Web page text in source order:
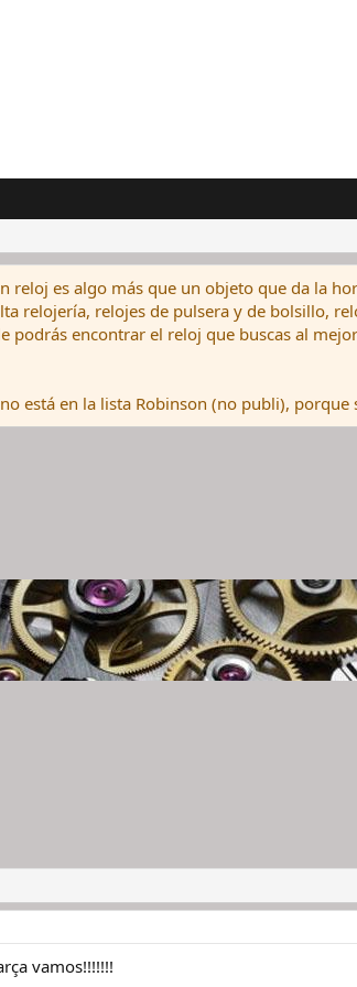
es algo más que un objeto que da la
relojería, relojes de pulsera y de bolsillo,
encontrar el reloj que buscas al
está en la lista Robinson (no publi), porque
vamos!!!!!!!